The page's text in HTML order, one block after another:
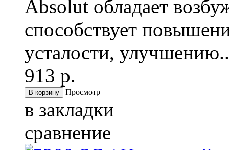
Absolut обладает
способствует
усталости, улучшению..
913 р.
Просмотр
в закладки
сравнение